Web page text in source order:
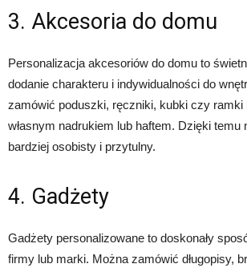
3. Akcesoria do domu
Personalizacja akcesoriów do domu to
dodanie charakteru i indywidualności do
zamówić poduszki, ręczniki, kubki czy ramki
własnym nadrukiem lub haftem. Dzięki temu
bardziej osobisty i przytulny.
4. Gadżety
Gadżety personalizowane to doskonały
firmy lub marki. Można zamówić długopisy,